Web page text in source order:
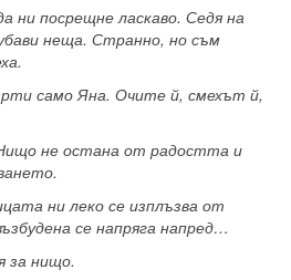
ни посрещне ласкаво. Седя на
неща. Странно, но съм
само Яна. Очите й, смехът й,
не остана от радостта и
ни леко се изплъзва от
се напряга напред…
за нищо.